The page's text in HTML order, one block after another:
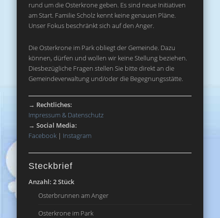
rund um die Osterkrone geben. Es sind neue Initiativen
am Start. Familie Scholz kennt keine genauen Pläne.
Unser Fokus beschränkt sich auf den Anger.
Die Osterkrone im Park obliegt der Gemeinde. Dazu
können, dürfen und wollen wir keine Stellung beziehen.
Diesbezügliche Fragen stellen Sie bitte direkt an die
Gemeindeverwaltung und/oder die Begegnungsstätte.
→ Rechtliches:
Impressum & Datenschutz
→Social Media:
Facebook | Instagram
Steckbrief
Anzahl: 2 Stück
Osterbrunnen am Anger
Osterkrone im Park